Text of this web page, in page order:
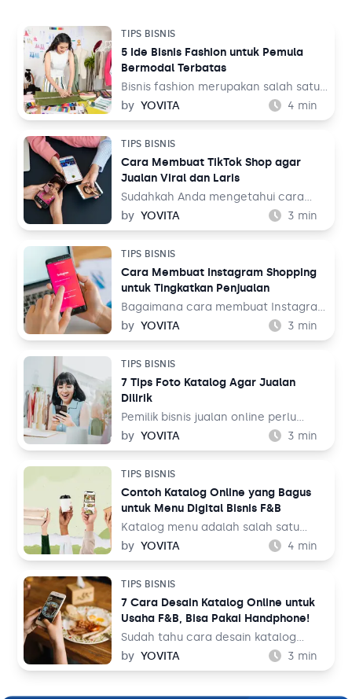
TIPS BISNIS
5 Ide Bisnis Fashion untuk Pemula
Bermodal Terbatas
Bisnis fashion merupakan salah satu
bisnis yang tak akan pernah mati.
Sebab, pada dasarnya setiap orang
kehidupan sehari-hari mereka, baik
untuk bekerja maupun aktivitas
lainnya. Tentu ini jadi peluang bisnis
yang menjanjikan dari waktu ke
waktu.
by YOVITA 4 min
TIPS BISNIS
Cara Membuat TikTok Shop agar
Jualan Viral dan Laris
Sudahkah Anda mengetahui cara
membuat TikTok Shop? TikTok
merupakan salah satu media sosial
sosial yang menampilkan konten
audio visual tersebut dinilai menarik
karena menampilkan beragam tema,
mulai dari hiburan, resep makanan,
hingga pengetahuan. Bahkan media
sosial ini juga bisa digunakan untuk
Lalu, bagaimana cara membuatnya
untuk jualan online?
by YOVITA 3 min
TIPS BISNIS
Cara Membuat Instagram Shopping
untuk Tingkatkan Penjualan
Bagaimana cara membuat Instagram
Shopping? Instagram adalah salah
satu media sosial populer saat ini
orang di seluruh dunia. Dalam
perspektif bisnis, hal ini tentu menjadi
sebuah keuntungan.
by YOVITA 3 min
TIPS BISNIS
7 Tips Foto Katalog Agar Jualan
Dilirik
Pemilik bisnis jualan online perlu
belajar tentang fotografi produk
agar bisa menghasilkan foto yang
barang dagangan. Foto katalog tidak
bisa dilakukan sembarangan dan asal
upload ke tempat jualan. Saat
berbelanja, pengunjung toko online
bukan hanya membandingkan harga
dengan toko sebelah, tetapi juga
ada.
by YOVITA 3 min
TIPS BISNIS
Contoh Katalog Online yang Bagus
untuk Menu Digital Bisnis F&B
Katalog menu adalah salah satu
elemen penting dalam bisnis F&B.
Tidak hanya memudahkan pelanggan
mereka pesan, tapi katalog menu
juga bisa menjadi sarana
membangun image untuk bisnis Anda.
Oleh karena itu, mendesain katalog
menu menjadi hal yang perlu
dipikirkan secara matang dan
by YOVITA 4 min
TIPS BISNIS
7 Cara Desain Katalog Online untuk
Usaha F&B, Bisa Pakai Handphone!
Sudah tahu cara desain katalog
online? Sebagai pemilik bisnis F&B,
Anda perlu memperkenalkan
by YOVITA 3 min